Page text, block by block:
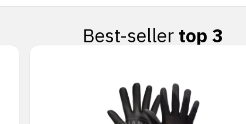
Best-seller top 3